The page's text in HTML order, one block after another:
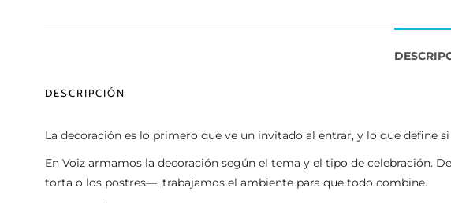
DESCRIPCIÓN
La decoración es lo primero que ve un invitado al entrar, y lo que
En Voiz armamos la decoración según el tema y el tipo de celebración.
torta o los postres—, trabajamos el ambiente para que todo combine.